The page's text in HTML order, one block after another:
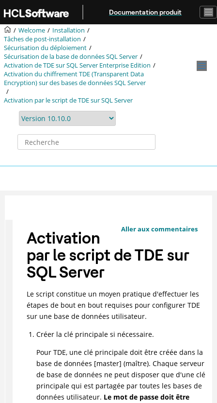
Aller au contenu principal
Documentation produit
Welcome
Installation
Tâches de post-installation
Sécurisation du déploiement
Sécurisation de la base de données SQL Server
Activation de TDE sur SQL Server Enterprise Edition
Activation du chiffrement TDE (Transparent Data
Encryption) sur des bases de données SQL Server
Activation par le script de TDE sur SQL Server
Aller aux commentaires
Activation
par le script de TDE sur
SQL Server
Le script constitue un moyen pratique d'effectuer les
étapes de bout en bout requises pour configurer TDE
sur une base de données utilisateur.
Créer la clé principale si nécessaire.
Pour TDE, une clé principale doit être créée dans la
base de données [master] (maître). Chaque serveur
de base de données ne peut disposer que d'une clé
principale qui est partagée par toutes les bases de
données utilisateur. Le mot de passe doit être